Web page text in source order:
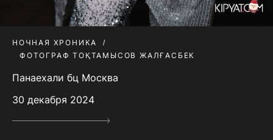
НОЧНАЯ ХРОНИКА
ФОТОГРАФ ТОҚТАМЫСОВ ЖАЛҒАСБЕК
Панаехали бц Москва
30 декабря 2024